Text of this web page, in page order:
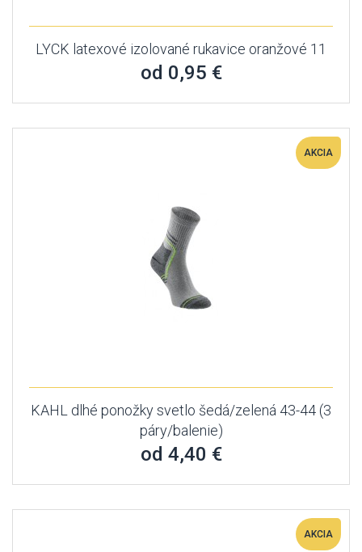
LYCK latexové izolované rukavice oranžové 11
od 0,95 €
AKCIA
KAHL dlhé ponožky svetlo šedá/zelená 43-44 (3
páry/balenie)
od 4,40 €
AKCIA